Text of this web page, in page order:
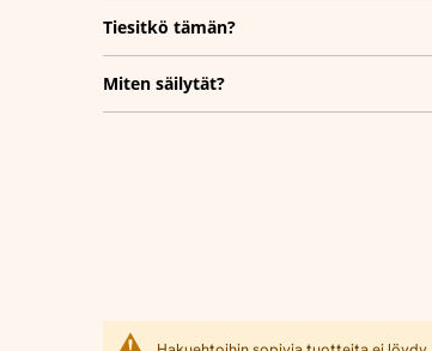
Tiesitkö tämän?
Miten säilytät?